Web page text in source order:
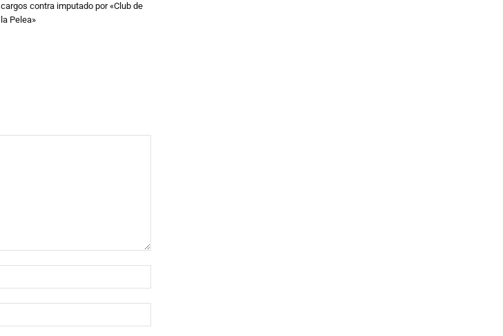
cargos contra imputado por «Club de
la Pelea»